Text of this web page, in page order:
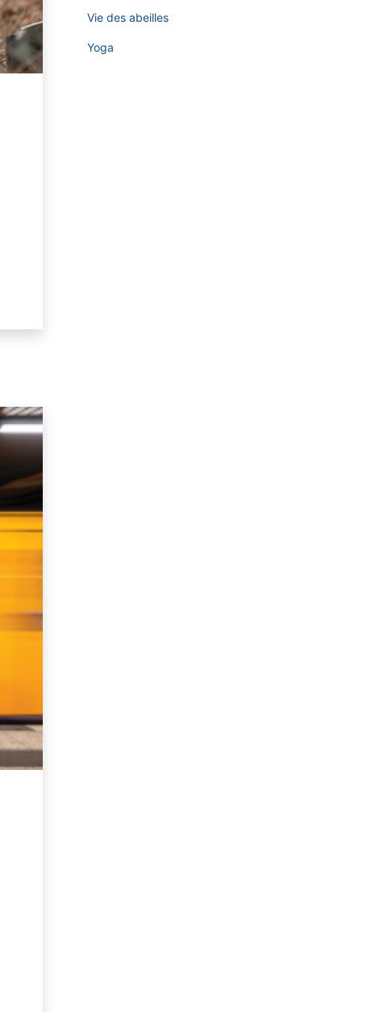
Vie des abeilles
Yoga